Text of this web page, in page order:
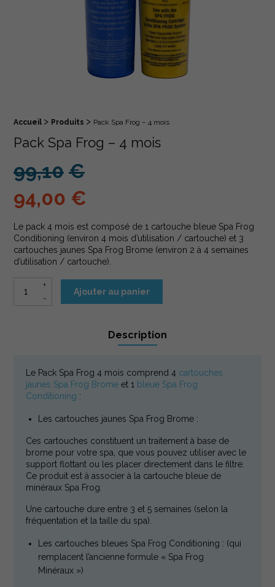
Fil d'Ariane :
Accueil > Produits > Pack Spa Frog – 4 mois
Pack Spa Frog – 4 mois
99,10 €
Le prix initial était : 99,10€.
94,00 €
Le prix actuel est : 94,00€.
Le pack 4 mois est composé de 1 cartouche bleue Spa Frog
Conditioning (environ 4 mois d’utilisation / cartouche) et 3
cartouches jaunes Spa Frog Brome (environ 2 à 4 semaines
d’utilisation / cartouche).
quantité de Pack Spa Frog - 4 mois
Ajouter au panier
Description
Description
Le Pack Spa Frog 4 mois comprend 4 cartouches
jaunes Spa Frog Brome et 1 bleue Spa Frog
Conditioning :
Les cartouches jaunes Spa Frog Brome :
Ces cartouches constituent un traitement à base de
brome pour votre spa, que vous pouvez utiliser avec le
support flottant ou les placer directement dans le filtre.
Ce produit est à associer à la cartouche bleue de
minéraux Spa Frog.
Une cartouche dure entre 3 et 5 semaines (selon la
fréquentation et la taille du spa).
Les cartouches bleues Spa Frog Conditioning : (qui
remplacent l’ancienne formule « Spa Frog
Minéraux »)